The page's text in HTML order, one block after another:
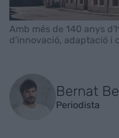
Amb més de 140 anys
d'innovació, adaptació i
Bernat
Periodista